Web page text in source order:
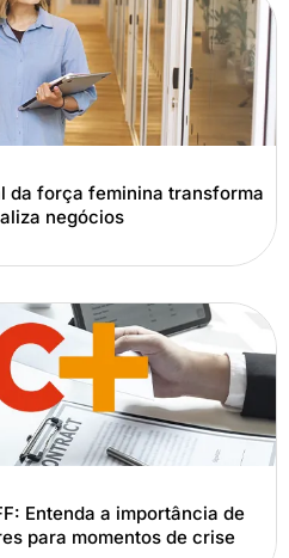
da força feminina transforma
negócios
Entenda a importância de
para momentos de crise